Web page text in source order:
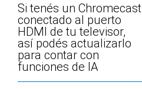
Si tenés un Chromecast
conectado al puerto
HDMI de tu televisor,
así podés actualizarlo
para contar con
funciones de IA